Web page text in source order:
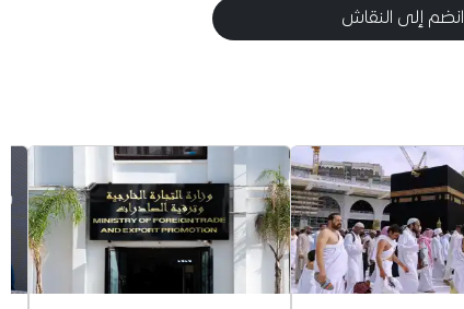
انضم إلى النقاش